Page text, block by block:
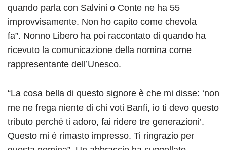
quando parla con Salvini o Conte ne ha 55
improvvisamente. Non ho capito come chevola
fa”. Nonno Libero ha poi raccontato di quando ha
ricevuto la comunicazione della nomina come
rappresentante dell’Unesco.
“La cosa bella di questo signore è che mi disse: ‘non
me ne frega niente di chi voti Banfi, io ti devo questo
tributo perché ti adoro, fai ridere tre generazioni’.
Questo mi è rimasto impresso. Ti ringrazio per